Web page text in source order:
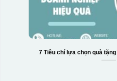
7 Tiêu chí lựa chọn quà